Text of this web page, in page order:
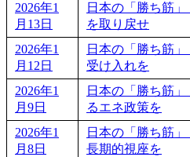
2026年1
月13日
日本の「勝ち筋
を取り戻せ
2026年1
月12日
日本の「勝ち筋
受け入れを
2026年1
月9日
日本の「勝ち筋
るエネ政策を
2026年1
月8日
日本の「勝ち筋
長期的視座を